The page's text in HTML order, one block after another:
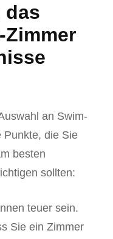
das
Zimmer
an Swim-
Punkte, die Sie
besten
sollten:
teuer sein.
Sie ein Zimmer